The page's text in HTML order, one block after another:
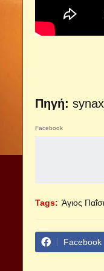
Πηγή:
Facebook
Tags: Άγιος
Facebook